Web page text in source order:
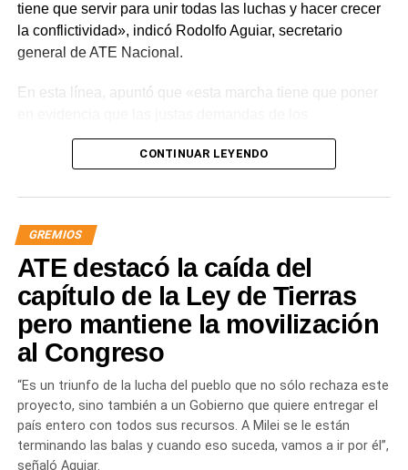
tiene que servir para unir todas las luchas y hacer crecer
la conflictividad», indicó Rodolfo Aguiar, secretario
general de ATE Nacional.
En esta línea, apuntó que «esta marcha tiene que poner
trabajadores, jubilados y los sectores populares no
encuentran respuestas, y que el gobierno es el exclusivo
mayoría de la sociedad».
«Lo demuestran las encuestas, a Milei se le están
terminando las balas. Tiene que saber que empezamos a
ir por él», sentenció Aguiar.
Las movilizaciones además se replicarán en todas las
provincias en el marco de la Jornada Nacional de
dispuesta por el sindicato estatal en reclamo por
«reapertura de paritarias y urgente recomposición salarial
y de jubilaciones; rechazo al vaciamiento de los
organismos públicos; pase a planta permanente de todas
las y los trabajadores precarizados; rechazo a las
CONTINUAR LEYENDO
GREMIOS
ATE destacó la caída del
capítulo de la Ley de Tierras
pero mantiene la movilización
al Congreso
“Es un triunfo de la lucha del pueblo que no sólo rechaza este
proyecto, sino también a un Gobierno que quiere entregar el
país entero con todos sus recursos. A Milei se le están
terminando las balas y cuando eso suceda, vamos a ir por él”,
señaló Aguiar.